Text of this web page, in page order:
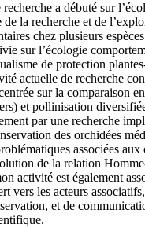
a débuté sur
de la recherche et de
chez plusieurs
sur l’écologie
de protection
actuelle de recherche
sur la comparaison
et pollinisation
par une recherche
des orchidées
associées aux
de la relation
activité est également
vers les acteurs
et de